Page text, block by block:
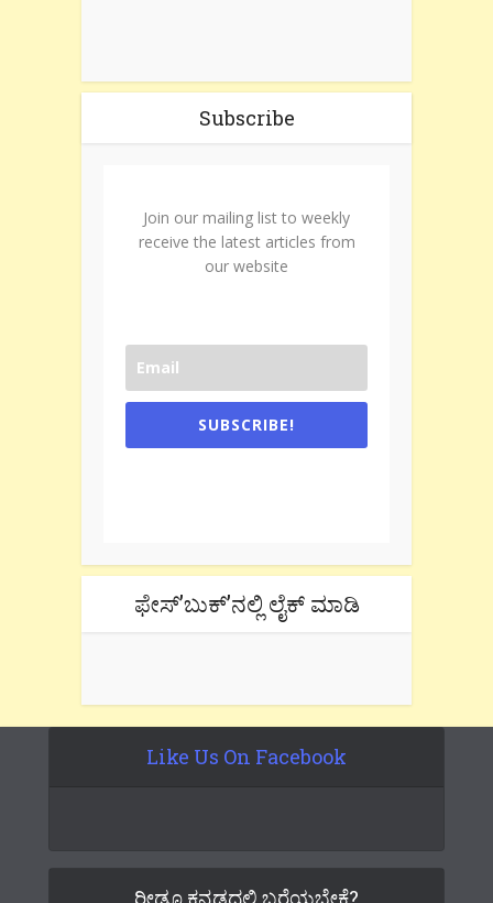
Subscribe
Join our mailing list to weekly
receive the latest articles from
our website
SUBSCRIBE!
ಫೇಸ್’ಬುಕ್’ನಲ್ಲಿ ಲೈಕ್ ಮಾಡಿ
Like Us On Facebook
ರೀಡೂ ಕನ್ನಡದಲ್ಲಿ ಬರೆಯಬೇಕೆ?